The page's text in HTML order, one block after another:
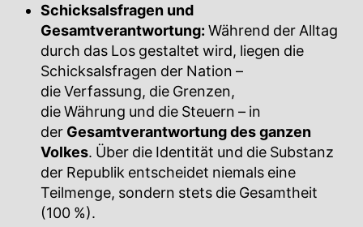
Schicksalsfragen und
Gesamtverantwortung: Während der Alltag
durch das Los gestaltet wird, liegen die
Schicksalsfragen der Nation –
die Verfassung, die Grenzen,
die Währung und die Steuern – in
der Gesamtverantwortung des ganzen
Volkes. Über die Identität und die Substanz
der Republik entscheidet niemals eine
Teilmenge, sondern stets die Gesamtheit
(100 %).